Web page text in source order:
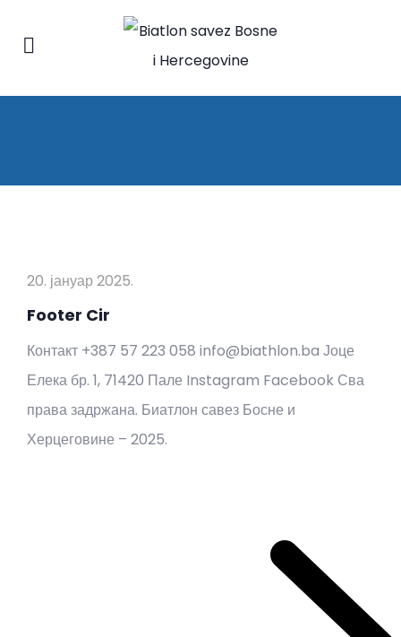
20. јануар 2025.
Footer Cir
Контакт +387 57 223 058 info@biathlon.ba Јоце
Елека бр. 1, 71420 Пале Instagram Facebook Сва
права задржана. Биатлон савез Босне и
Херцеговине – 2025.